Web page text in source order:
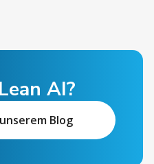
AI?
Blog